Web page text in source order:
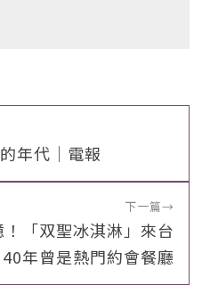
年代｜電報
下一篇→
「双聖冰淇淋」來台
40年曾是熱門約會餐廳